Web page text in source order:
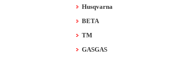
Husqvarna
BETA
TM
GASGAS